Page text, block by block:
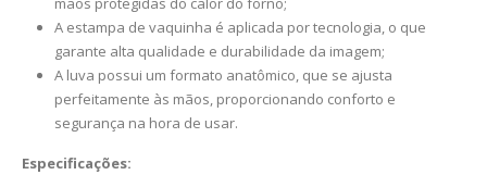
A estampa de vaquinha é aplicada por tecnologia, o que
garante alta qualidade e durabilidade da imagem;
A luva possui um formato anatômico, que se ajusta
perfeitamente às mãos, proporcionando conforto e
segurança na hora de usar.
Especificações: